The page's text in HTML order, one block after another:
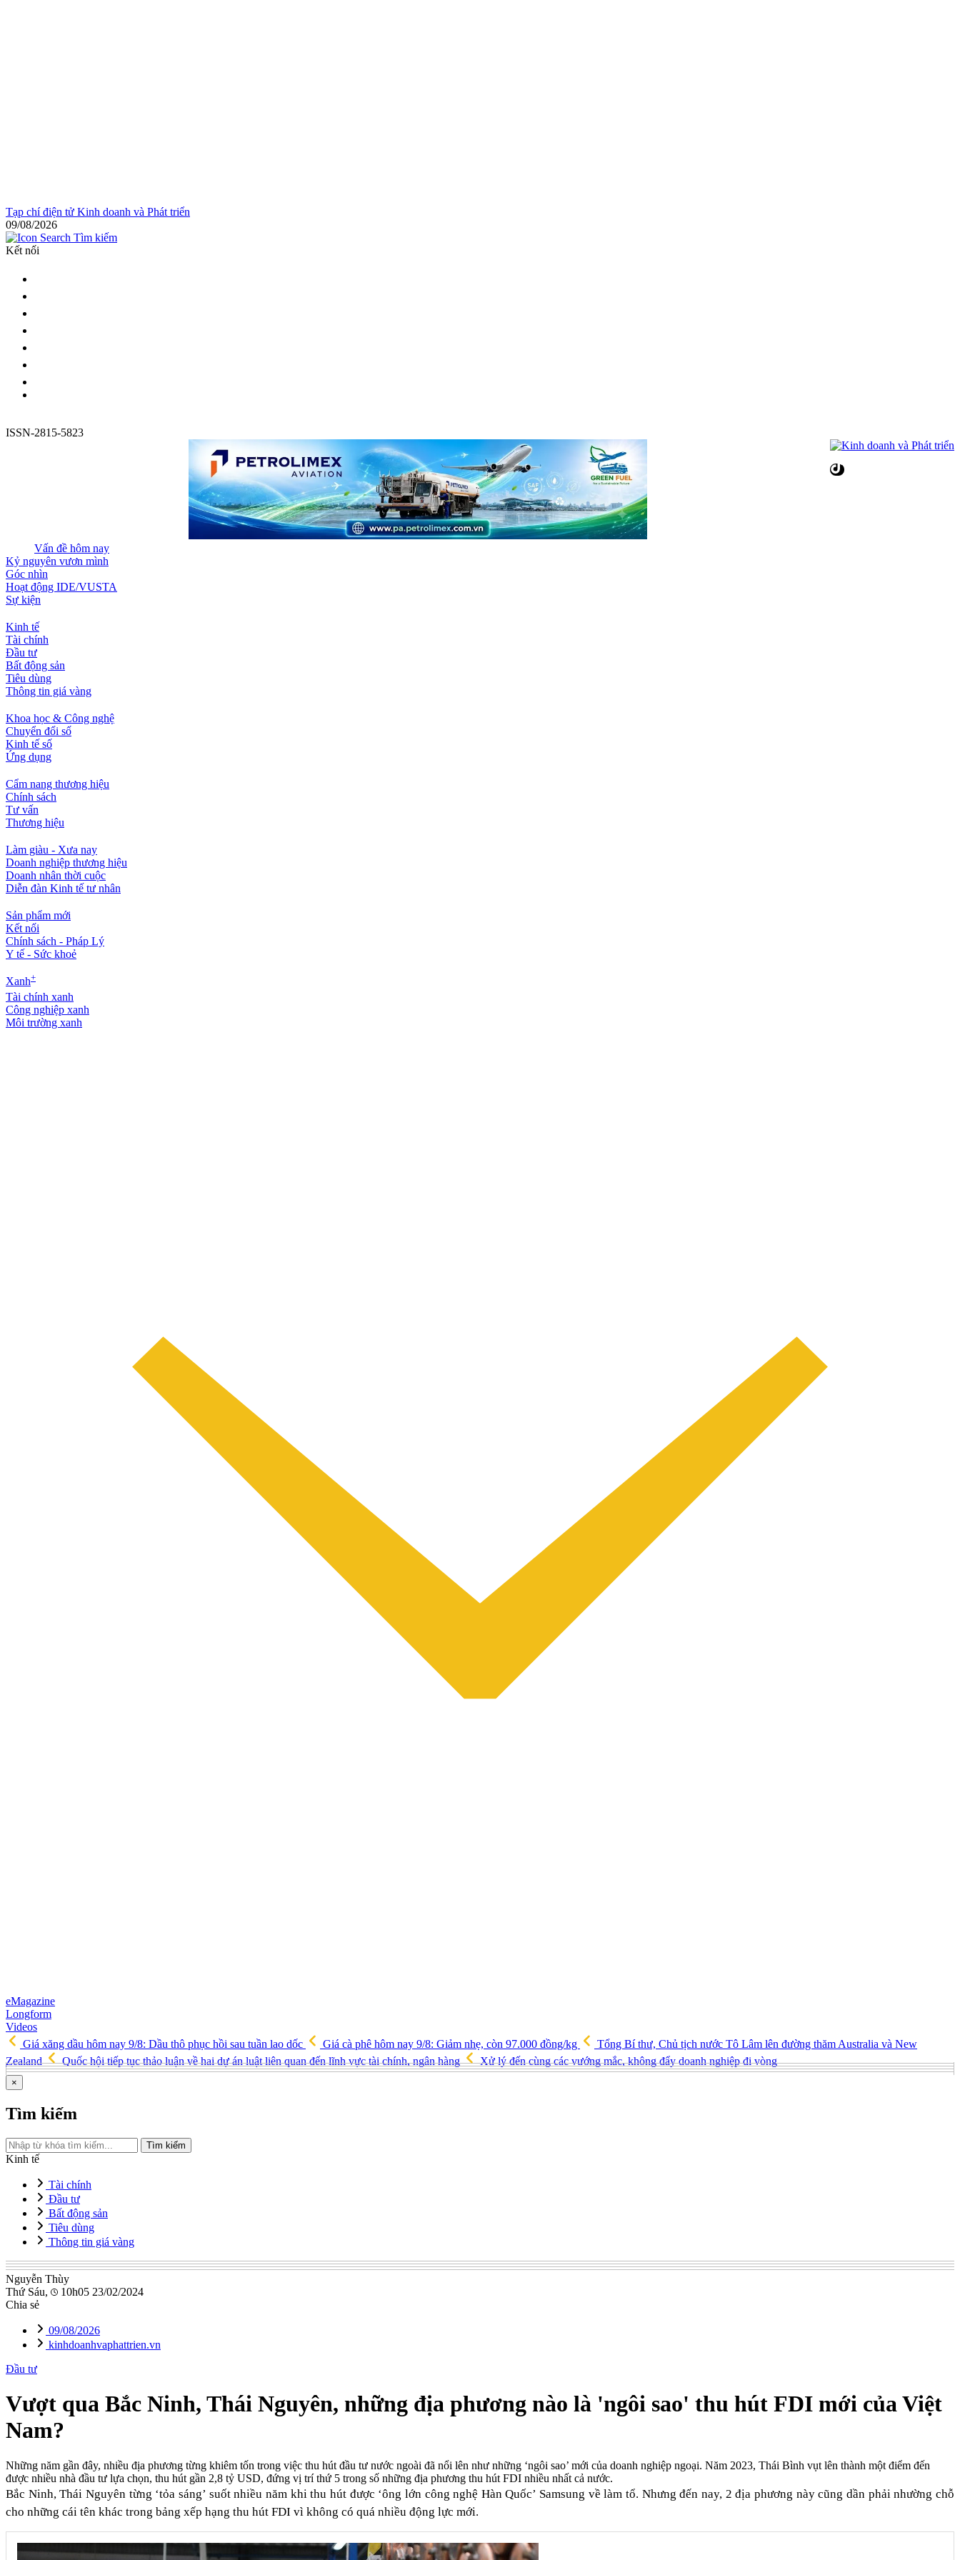
Tạp chí điện tử Kinh doanh và Phát triển
09/08/2026
Tìm kiếm
Kết nối
ISSN-2815-5823
Vấn đề hôm nay
Kỷ nguyên vươn mình
Góc nhìn
Hoạt động IDE/VUSTA
Sự kiện
Kinh tế
Tài chính
Đầu tư
Bất động sản
Tiêu dùng
Thông tin giá vàng
Khoa học & Công nghệ
Chuyển đổi số
Kinh tế số
Ứng dụng
Cẩm nang thương hiệu
Chính sách
Tư vấn
Thương hiệu
Làm giàu - Xưa nay
Doanh nghiệp thương hiệu
Doanh nhân thời cuộc
Diễn đàn Kinh tế tư nhân
Sản phẩm mới
Kết nối
Chính sách - Pháp Lý
Y tế - Sức khoẻ
Xanh+
Tài chính xanh
Công nghiệp xanh
Môi trường xanh
eMagazine
Longform
Videos
Giá xăng dầu hôm nay 9/8: Dầu thô phục hồi sau tuần lao dốc
Giá cà phê hôm nay 9/8: Giảm nhẹ, còn 97.000 đồng/kg
Tổng Bí thư, Chủ tịch nước Tô Lâm lên đường thăm Australia và New
Zealand
Quốc hội tiếp tục thảo luận về hai dự án luật liên quan đến lĩnh vực tài chính, ngân hàng Xử lý đến cùng các vướng mắc, không đẩy doanh nghiệp đi vòng
×
Tìm kiếm
Tìm kiếm
Kinh tế
Tài chính
Đầu tư
Bất động sản
Tiêu dùng
Thông tin giá vàng
Nguyễn Thùy
Thứ Sáu,
10h05 23/02/2024
Chia sẻ
09/08/2026
kinhdoanhvaphattrien.vn
Đầu tư
Vượt qua Bắc Ninh, Thái Nguyên, những địa phương nào là 'ngôi sao' thu hút FDI mới của Việt
Nam?
Những năm gần đây, nhiều địa phương từng khiêm tốn trong việc thu hút đầu tư nước ngoài đã nổi lên như những ‘ngôi sao’ mới của doanh nghiệp ngoại. Năm 2023, Thái Bình vụt lên thành một điểm đến
được nhiều nhà đầu tư lựa chọn, thu hút gần 2,8 tỷ USD, đứng vị trí thứ 5 trong số những địa phương thu hút FDI nhiều nhất cả nước.
Bắc Ninh, Thái Nguyên từng ‘tỏa sáng’ suốt nhiều năm khi thu hút được ‘ông lớn công nghệ Hàn Quốc’ Samsung về làm tổ. Nhưng đến nay, 2 địa phương này cũng dần phải nhường chỗ
cho những cái tên khác trong bảng xếp hạng thu hút FDI vì không có quá nhiều động lực mới.